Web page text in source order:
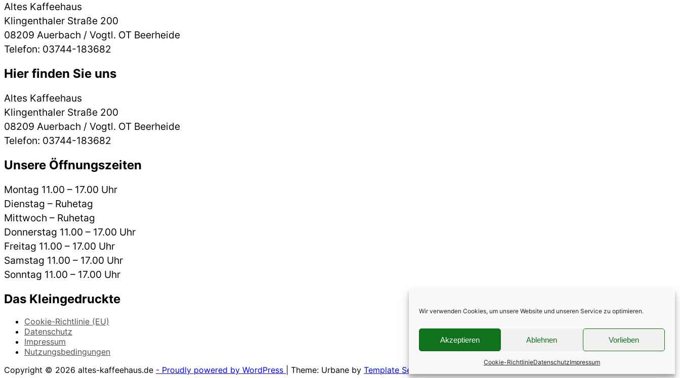
Wir verwenden Cookies, um unsere Website und unseren Service zu optimieren.
Akzeptieren Ablehnen Vorlieben
Cookie-RichtlinieDatenschutzImpressum
Altes Kaffeehaus
Klingenthaler Straße 200
08209 Auerbach / Vogtl. OT Beerheide
Telefon: 03744-183682
Hier finden Sie uns
Altes Kaffeehaus
Klingenthaler Straße 200
08209 Auerbach / Vogtl. OT Beerheide
Telefon: 03744-183682
Unsere Öffnungszeiten
Montag 11.00 – 17.00 Uhr
Dienstag – Ruhetag
Mittwoch – Ruhetag
Donnerstag 11.00 – 17.00 Uhr
Freitag 11.00 – 17.00 Uhr
Samstag 11.00 – 17.00 Uhr
Sonntag 11.00 – 17.00 Uhr
Das Kleingedruckte
Cookie-Richtlinie (EU)
Datenschutz
Impressum
Nutzungsbedingungen
Copyright © 2026 altes-kaffeehaus.de - Proudly powered by WordPress Theme: Urbane by Template Sell